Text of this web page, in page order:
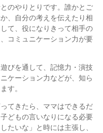
のやりとりです。誰かとご
、自分の考えを伝えたり相
て、役になりきって相手の
コミュニケーション力が要
びを通して、記憶力・演技
ケーション力などが、知ら
す。
てきたら、ママはできるだ
どもの言いなりになる必要
たいな」と時には主張し、